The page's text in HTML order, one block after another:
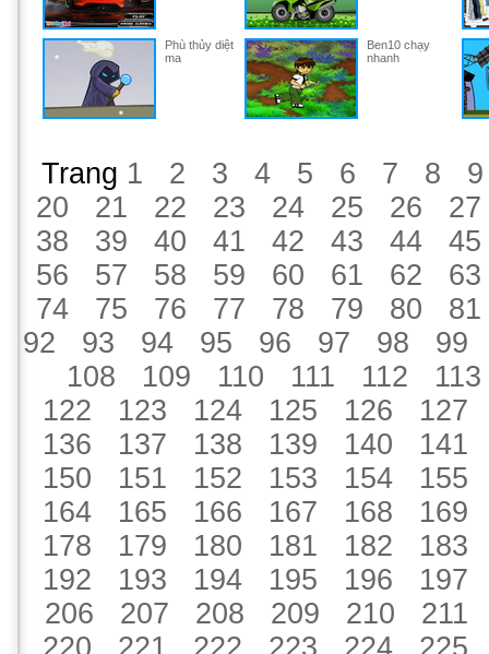
Phù thủy diệt
ma
Ben10 chạy
nhanh
Trang 1 2 3 4 5 6 7 8
9
20
21 22 23 24 25 26
27
38
39 40 41 42 43 44
45
56
57 58 59 60 61 62
63
74
75 76 77 78 79 80
81
92
93 94 95 96 97 98
99
108
109 110 111 112
113
122
123 124 125 126
127
136
137 138 139 140
141
150
151 152 153 154
155
164
165 166 167 168
169
178
179 180 181 182
183
192
193 194 195 196
197
206
207 208 209 210
211
220
221 222 223 224
225